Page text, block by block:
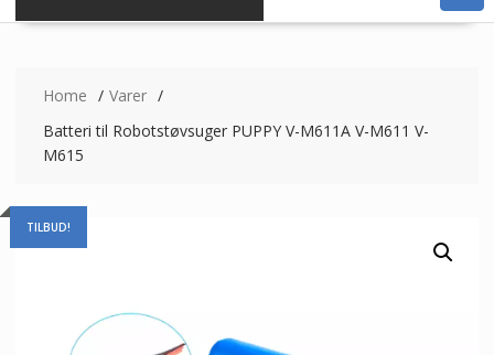
Home
Varer
Batteri til Robotstøvsuger PUPPY V-M611A V-M611 V-
M615
TILBUD!